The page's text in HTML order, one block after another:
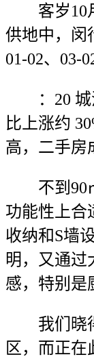
客岁10月
供地中，闵
01-02、03-
：20 城
比上涨约
高，二手房
不到90㎡
功能性上合
收纳和S墙
明，又通过
感，特别是
我们晓得
区，而正